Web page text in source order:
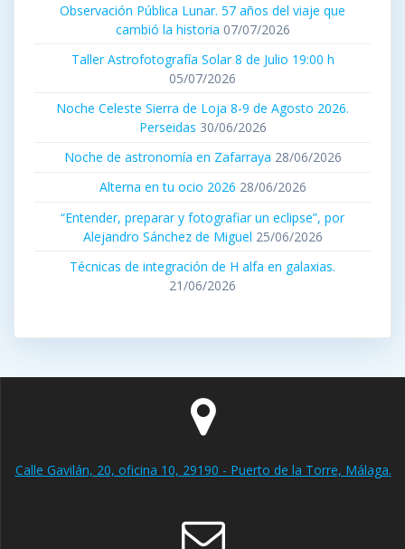
Observación Pública Lunar. 57 años del viaje que
cambió la historia 07/07/2026
Taller Astrofotografía Solar 8 de Julio 19:00 h
05/07/2026
Noche Celeste Sierra de Loja 8-9 de Agosto 2026.
Perseidas 30/06/2026
Noche de astronomía en Zafarraya 28/06/2026
Alterna en tu ocio 2026 28/06/2026
“Entender, preparar y fotografiar un eclipse”, por
Alejandro Sánchez de Miguel 25/06/2026
Técnicas de integración de H alfa en galaxias.
21/06/2026
Calle Gavilán, 20, oficina 10, 29190 - Puerto de la Torre, Málaga.